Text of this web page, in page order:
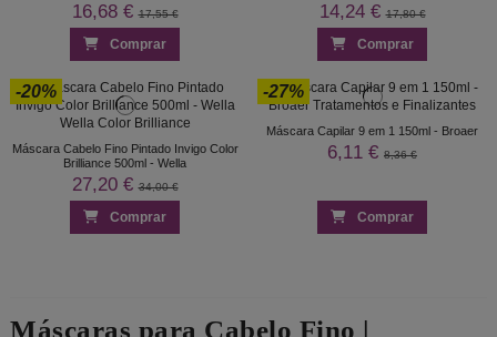
16,68 €17,55 €
Comprar
14,24 €17,80 €
Comprar
-20%
Máscara Cabelo Fino Pintado Invigo Color
Brilliance 500ml - Wella
27,20 €34,00 €
Comprar
-27%
Máscara Capilar 9 em 1 150ml - Broaer
6,11 € 8,36 €
Comprar
Máscaras para Cabelo Fino |